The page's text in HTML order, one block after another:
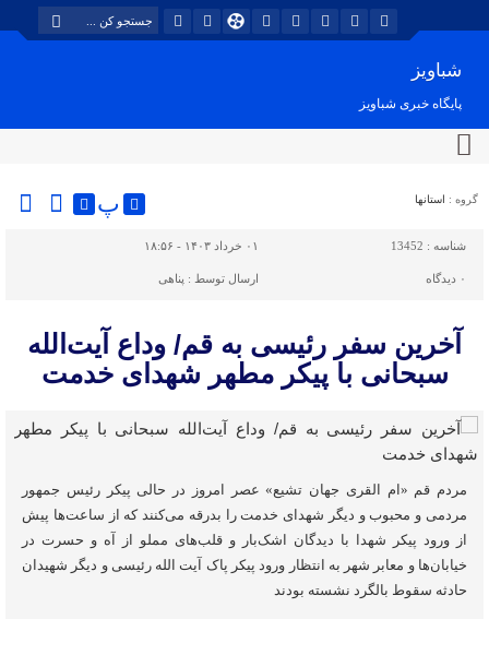
شباویز
پایگاه خبری شباویز
گروه : استانها پ
شناسه : 13452 ۰۱ خرداد ۱۴۰۳ - ۱۸:۵۶
۰ دیدگاه ارسال توسط : پناهی
آخرین سفر رئیسی به قم/ وداع آیت‌الله
سبحانی با پیکر مطهر شهدای خدمت
مردم قم «ام القری جهان تشیع» عصر امروز در حالی پیکر رئیس جمهور
مردمی و محبوب و دیگر شهدای خدمت را بدرقه می‌کنند که از ساعت‌ها پیش
از ورود پیکر شهدا با دیدگان اشک‌بار و قلب‌های مملو از آه و حسرت در
خیابان‌ها و معابر شهر به انتظار ورود پیکر پاک آیت الله رئیسی و دیگر شهیدان
حادثه سقوط بالگرد نشسته بودند